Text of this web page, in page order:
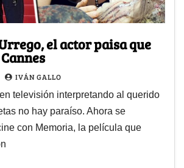
el actor paisa que
IVÁN GALLO
televisión interpretando al querido
no hay paraíso. Ahora se
con Memoria, la película que